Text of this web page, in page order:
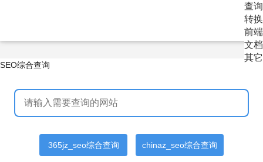
查询
转换
前端
文档
其它
SEO综合查询
365jz_seo综合查询 chinaz_seo综合查询